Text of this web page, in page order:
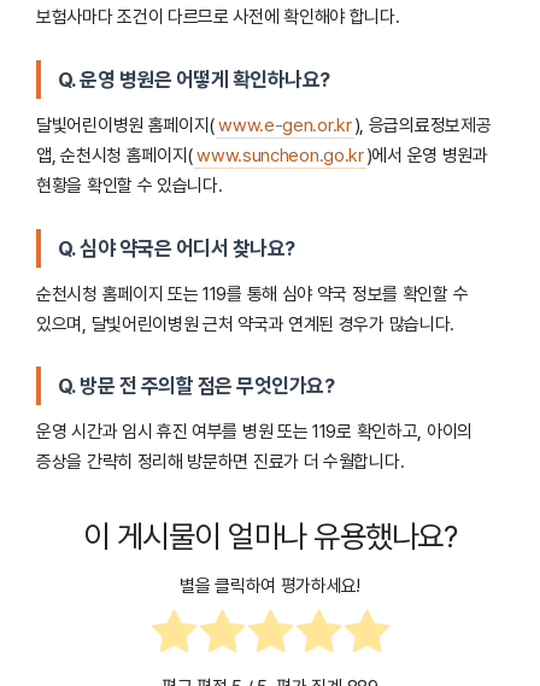
보험사마다 조건이 다르므로 사전에 확인해야 합니다.
Q. 운영 병원은 어떻게 확인하나요?
달빛어린이병원 홈페이지(www.e-gen.or.kr), 응급의료정보제공
앱, 순천시청 홈페이지(www.suncheon.go.kr)에서 운영 병원과
현황을 확인할 수 있습니다.
Q. 심야 약국은 어디서 찾나요?
순천시청 홈페이지 또는 119를 통해 심야 약국 정보를 확인할 수
있으며, 달빛어린이병원 근처 약국과 연계된 경우가 많습니다.
Q. 방문 전 주의할 점은 무엇인가요?
운영 시간과 임시 휴진 여부를 병원 또는 119로 확인하고, 아이의
증상을 간략히 정리해 방문하면 진료가 더 수월합니다.
이 게시물이 얼마나 유용했나요?
별을 클릭하여 평가하세요!